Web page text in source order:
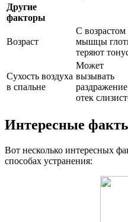
Другие
факторы
Возраст
С возрастом
мышцы
теряют
Сухость воздуха
в спальне
Может
вызывать
отек
Интересные
Вот несколько интересных
способах устранения: